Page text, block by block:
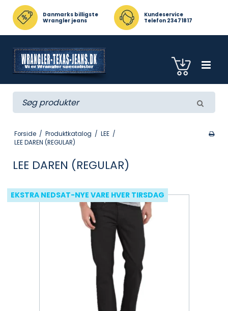
Danmarks billigste
Wrangler jeans
Kundeservice
Telefon 23471817
Forside / Produktkatalog / LEE /
LEE DAREN (REGULAR)
LEE DAREN (REGULAR)
EKSTRA NEDSAT-NYE VARE HVER TIRSDAG